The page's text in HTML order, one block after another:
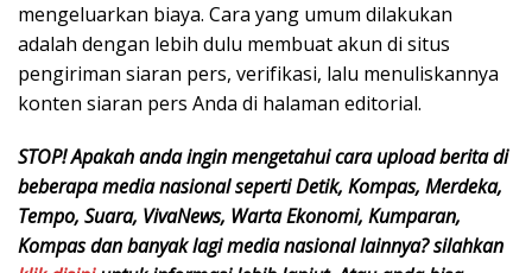
mengeluarkan biaya. Cara yang umum dilakukan
adalah dengan lebih dulu membuat akun di situs
pengiriman siaran pers, verifikasi, lalu menuliskannya
konten siaran pers Anda di halaman editorial.
STOP! Apakah anda ingin mengetahui cara upload berita di
beberapa media nasional seperti Detik, Kompas, Merdeka,
Tempo, Suara, VivaNews, Warta Ekonomi, Kumparan,
Kompas dan banyak lagi media nasional lainnya? silahkan